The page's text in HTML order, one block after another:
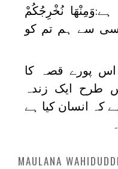
ہے:وَمِنْهَا نُخْرِجُكُمْ
اسی سے ہم تم کو
اس پورے قصہ کا
طرح ایک زندہ
ہے کہ انسان کیا ہے
MAULANA